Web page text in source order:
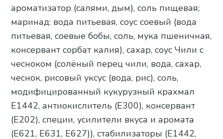
ароматизатор (салями, дым), соль пищевая;
маринад: вода питьевая, соус соевый (вода
питьевая, соевые бобы, соль, мука пшеничная,
консервант сорбат калия), сахар, соус Чили c
чесноком (солёный перец чили, вода, сахар,
чеснок, рисовый уксус (вода, рис), соль,
модифицированный кукурузный крахмал
Е1442, антиокислитель (Е300), консервант
(Е202), специи, усилители вкуса и аромата
(Е621, Е631, Е627)), стабилизаторы (Е1442,